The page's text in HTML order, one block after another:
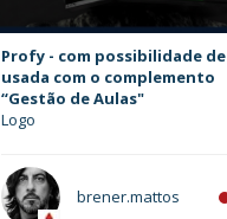
Profy - com possibilidade de
usada com o complemento
“Gestão de Aulas"
Logo
brener.mattos